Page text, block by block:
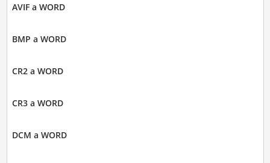
AVIF a WORD
BMP a WORD
CR2 a WORD
CR3 a WORD
DCM a WORD